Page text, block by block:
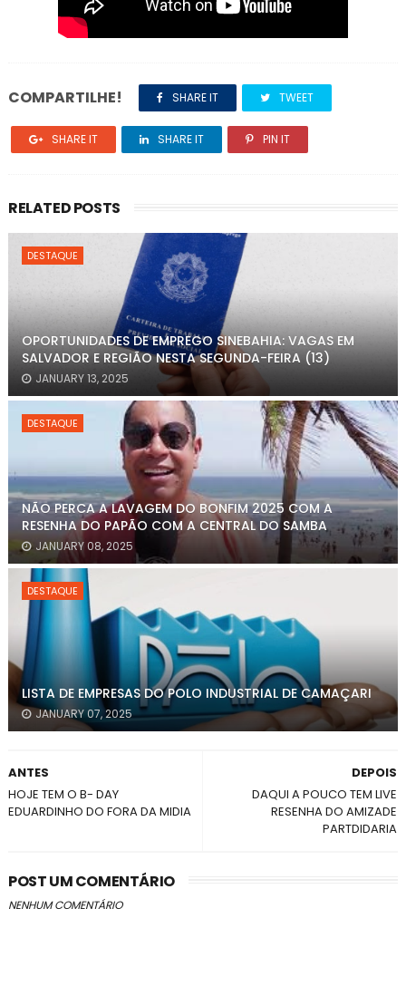
COMPARTILHE! SHARE IT TWEET
SHARE IT SHARE IT PIN IT
RELATED POSTS
DESTAQUE
OPORTUNIDADES DE EMPREGO SINEBAHIA: VAGAS EM
SALVADOR E REGIÃO NESTA SEGUNDA-FEIRA (13)
JANUARY 13, 2025
DESTAQUE
NÃO PERCA A LAVAGEM DO BONFIM 2025 COM A
RESENHA DO PAPÃO COM A CENTRAL DO SAMBA
JANUARY 08, 2025
DESTAQUE
LISTA DE EMPRESAS DO POLO INDUSTRIAL DE CAMAÇARI
JANUARY 07, 2025
DEPOIS
DAQUI A POUCO TEM LIVE
RESENHA DO AMIZADE
PARTDIDARIA
ANTES
HOJE TEM O B- DAY
EDUARDINHO DO FORA DA MIDIA
POST UM COMENTÁRIO
NENHUM COMENTÁRIO